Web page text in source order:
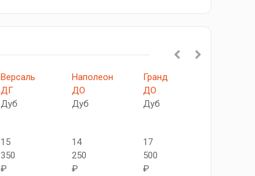
Версаль
ДГ
Дуб
15
350
₽
Наполеон
ДО
Дуб
14
250
₽
Гранд
ДО
Дуб
17
500
₽